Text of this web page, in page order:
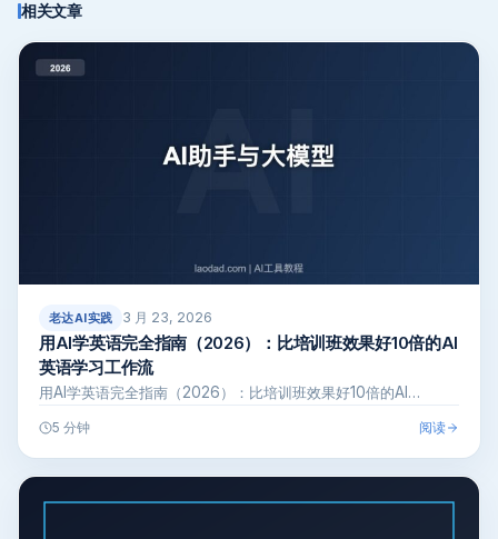
相关文章
老达AI实践 3 月 23, 2026
用AI学英语完全指南（2026）：比培训班效果好10倍的AI
英语学习工作流
用AI学英语完全指南（2026）：比培训班效果好10倍的AI…
5 分钟 阅读